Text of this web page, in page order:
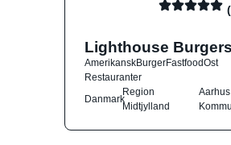
Lighthouse
AmerikanskBurgerFastfoodOst
Restauranter
Danmark
Region
Midtjylland
Aarhus